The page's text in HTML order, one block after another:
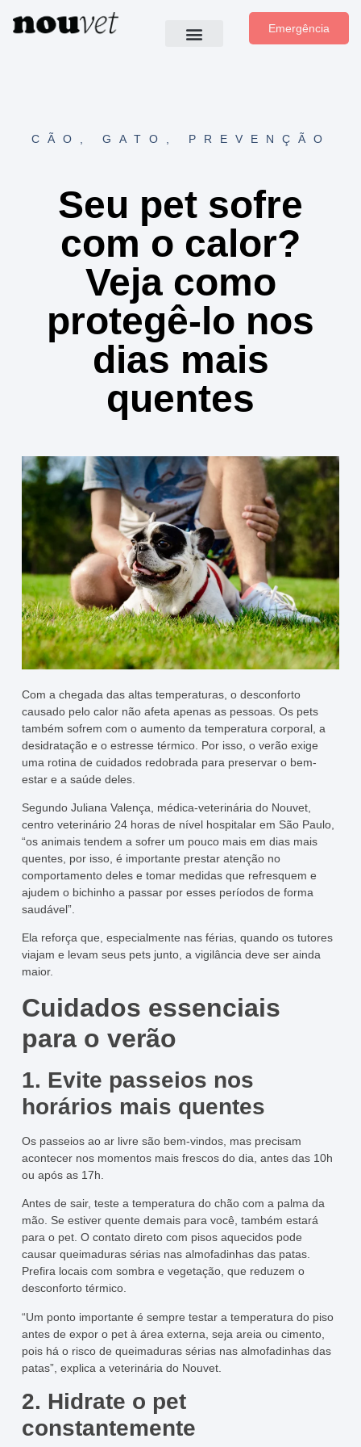
Emergência
CÃO GATO PREVENÇÃO
Seu pet sofre
com o calor?
Veja como
protegê-lo nos
dias mais
quentes
Com a chegada das altas temperaturas, o desconforto
causado pelo calor não afeta apenas as pessoas. Os pets
também sofrem com o aumento da temperatura corporal, a
desidratação e o estresse térmico. Por isso, o verão exige
uma rotina de cuidados redobrada para preservar o bem-
estar e a saúde deles.
Segundo Juliana Valença, médica-veterinária do Nouvet,
centro veterinário 24 horas de nível hospitalar em São Paulo,
“os animais tendem a sofrer um pouco mais em dias mais
quentes, por isso, é importante prestar atenção no
comportamento deles e tomar medidas que refresquem e
ajudem o bichinho a passar por esses períodos de forma
saudável”.
Ela reforça que, especialmente nas férias, quando os tutores
viajam e levam seus pets junto, a vigilância deve ser ainda
maior.
Cuidados essenciais
para o verão
1. Evite passeios nos
horários mais quentes
Os passeios ao ar livre são bem-vindos, mas precisam
acontecer nos momentos mais frescos do dia, antes das 10h
ou após as 17h.
Antes de sair, teste a temperatura do chão com a palma da
mão. Se estiver quente demais para você, também estará
para o pet. O contato direto com pisos aquecidos pode
causar queimaduras sérias nas almofadinhas das patas.
Prefira locais com sombra e vegetação, que reduzem o
desconforto térmico.
“Um ponto importante é sempre testar a temperatura do piso
antes de expor o pet à área externa, seja areia ou cimento,
pois há o risco de queimaduras sérias nas almofadinhas das
patas”, explica a veterinária do Nouvet.
2. Hidrate o pet
constantemente